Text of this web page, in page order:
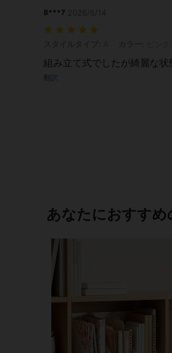
8***7
組み立て式でしたが綺麗な状
翻訳
あなたにおすすめ